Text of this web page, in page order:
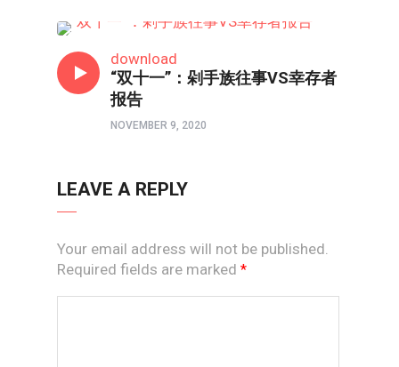
download
“双十一”：剁手族往事VS幸存者
报告
NOVEMBER 9, 2020
LEAVE A REPLY
Your email address will not be published.
Required fields are marked *